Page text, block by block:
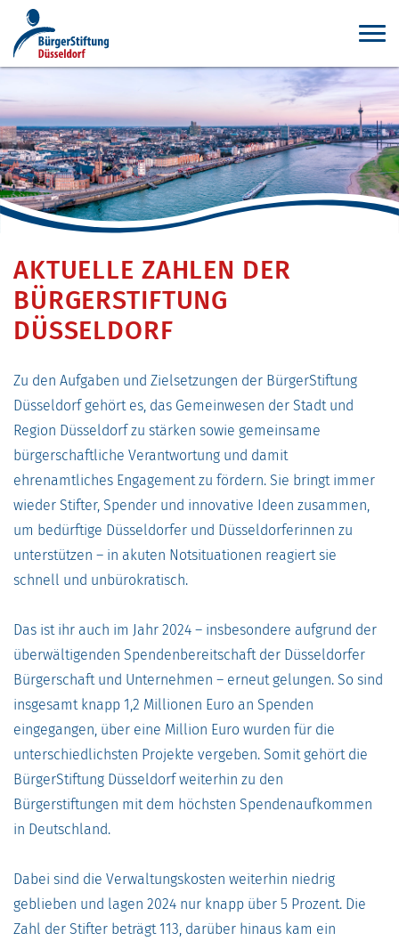
AKTUELLE ZAHLEN DER
BÜRGERSTIFTUNG
DÜSSELDORF
Zu den Aufgaben und Zielsetzungen der BürgerStiftung
Düsseldorf gehört es, das Gemeinwesen der Stadt und
Region Düsseldorf zu stärken sowie gemeinsame
bürgerschaftliche Verantwortung und damit
ehrenamtliches Engagement zu fördern. Sie bringt immer
wieder Stifter, Spender und innovative Ideen zusammen,
um bedürftige Düsseldorfer und Düsseldorferinnen zu
unterstützen – in akuten Notsituationen reagiert sie
schnell und unbürokratisch.
Das ist ihr auch im Jahr 2024 – insbesondere aufgrund der
überwältigenden Spendenbereitschaft der Düsseldorfer
Bürgerschaft und Unternehmen – erneut gelungen. So sind
insgesamt knapp 1,2 Millionen Euro an Spenden
eingegangen, über eine Million Euro wurden für die
unterschiedlichsten Projekte vergeben. Somit gehört die
BürgerStiftung Düsseldorf weiterhin zu den
Bürgerstiftungen mit dem höchsten Spendenaufkommen
in Deutschland.
Dabei sind die Verwaltungskosten weiterhin niedrig
geblieben und lagen 2024 nur knapp über 5 Prozent. Die
Zahl der Stifter beträgt 113, darüber hinaus kam ein